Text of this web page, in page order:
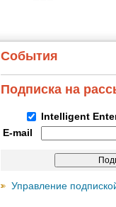
События
Подписка на
Intelligent
E-mail
Управление